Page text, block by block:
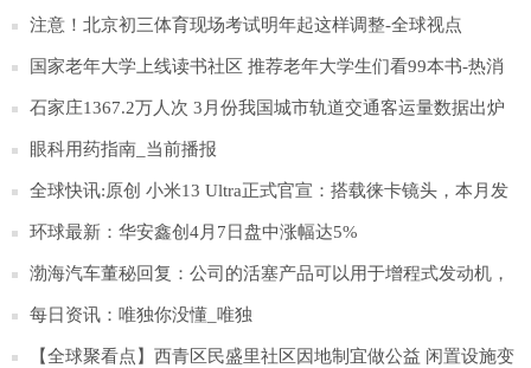
滚动
注意！北京初三体育现场考试明年起这样调整-全球视点
国家老年大学上线读书社区 推荐老年大学生们看99本书-热消
息
石家庄1367.2万人次 3月份我国城市轨道交通客运量数据出炉
环球精选
眼科用药指南_当前播报
全球快讯:原创 小米13 Ultra正式官宣：搭载徕卡镜头，本月发
布
环球最新：华安鑫创4月7日盘中涨幅达5%
渤海汽车董秘回复：公司的活塞产品可以用于增程式发动机，
目前参与塞力斯问界M5、M7增程式发动机的配套:世界速看
每日资讯：唯独你没懂_唯独
【全球聚看点】西青区民盛里社区因地制宜做公益 闲置设施变